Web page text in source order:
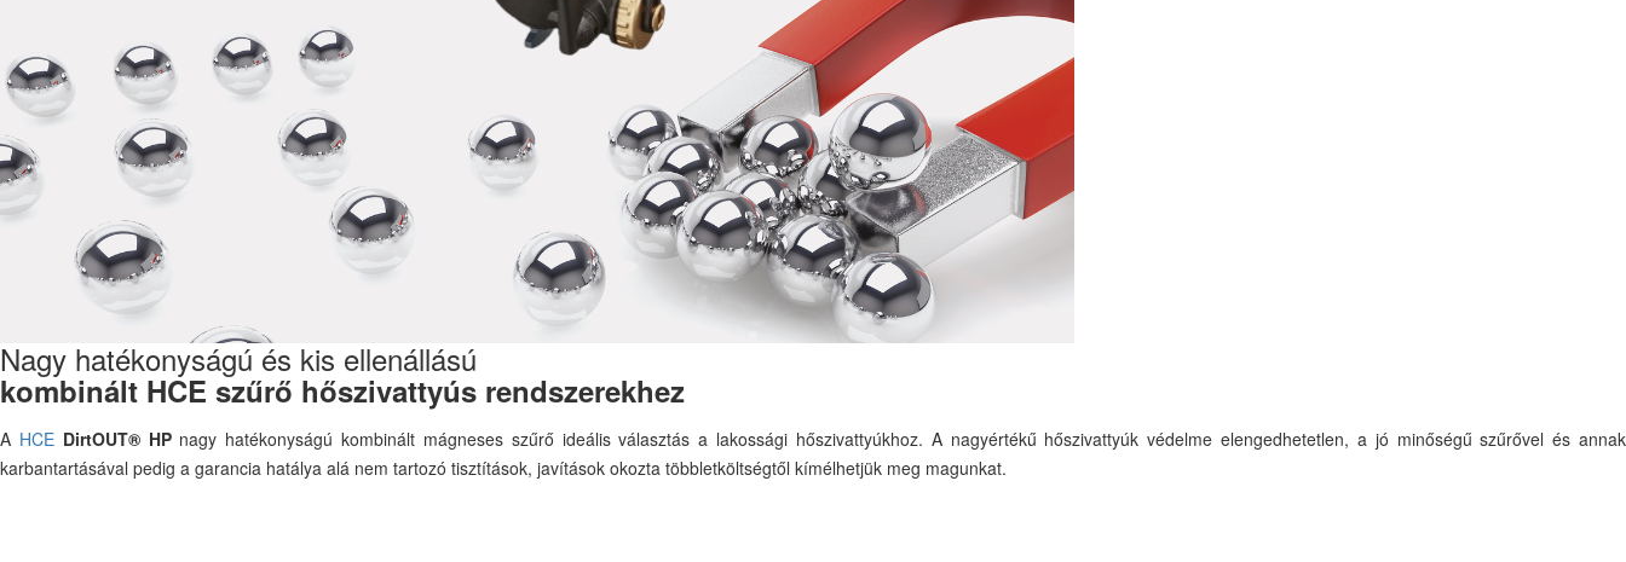
Nagy hatékonyságú és kis ellenállású
kombinált HCE szűrő hőszivattyús rendszerekhez
A HCE DirtOUT® HPnagy hatékonyságú kombinált mágneses szűrő ideális választás a lakossági hőszivattyúkhoz. A nagyértékű hőszivattyúk védelme elengedhetetlen, a jó minőségű szűrővel és annak
karbantartásával pedig a garancia hatálya alá nem tartozó tisztítások, javítások okozta többletköltségtől kímélhetjük meg magunkat.